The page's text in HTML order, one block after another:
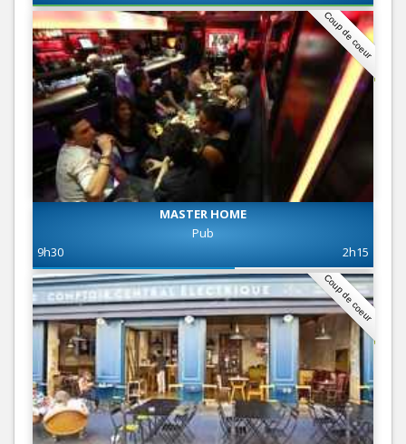
Coup de coeur
MASTER HOME
Pub
9h30
2h15
Coup de coeur